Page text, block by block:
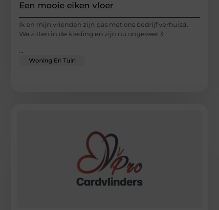
Een mooie eiken vloer
Ik en mijn vrienden zijn pas met ons bedrijf verhuisd.
We zitten in de kleding en zijn nu ongeveer 3
Woning En Tuin